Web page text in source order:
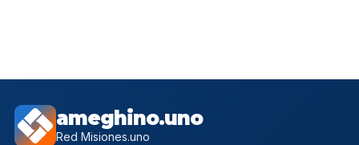
ameghino.uno
Red Misiones.uno